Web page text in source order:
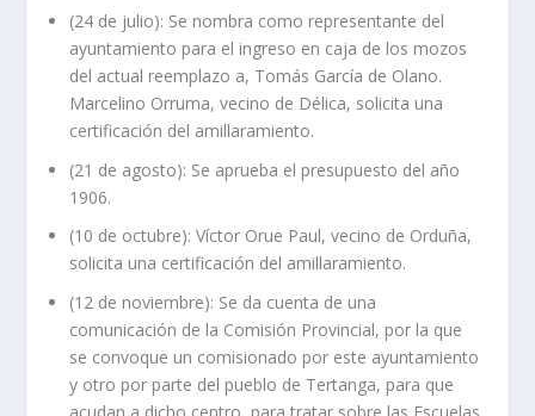
(24 de julio): Se nombra como representante del
ayuntamiento para el ingreso en caja de los mozos
del actual reemplazo a, Tomás García de Olano.
Marcelino Orruma, vecino de Délica, solicita una
certificación del amillaramiento.
(21 de agosto): Se aprueba el presupuesto del año
1906.
(10 de octubre): Víctor Orue Paul, vecino de Orduña,
solicita una certificación del amillaramiento.
(12 de noviembre): Se da cuenta de una
comunicación de la Comisión Provincial, por la que
se convoque un comisionado por este ayuntamiento
y otro por parte del pueblo de Tertanga, para que